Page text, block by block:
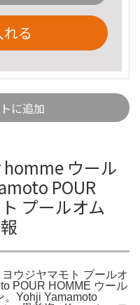
る
に追加
ウール
POUR
プールオム
ウジヤマモト プールオ
POUR HOMME ウール
。Yohji Yamamoto